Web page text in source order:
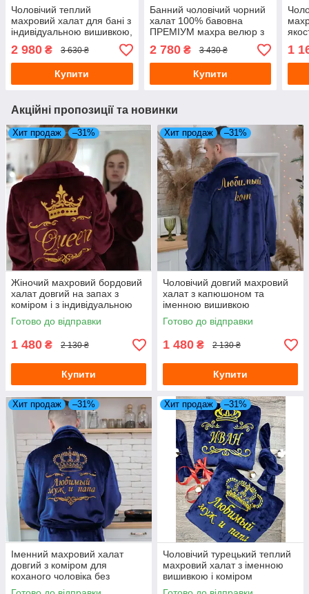
Чоловічий теплий
махровий халат для бані з
індивідуальною вишивкою,
велюр, з капюшоном,
колір чорний
2 980 ₴ 3 630 ₴
Купити
Банний чоловічий чорний
халат 100% бавовна
ПРЕМІУМ махра велюр з
індивідуальною вишивкою
довгий з коміром
2 780₴ 3 430 ₴
Купити
1
Акційні пропозиції та новинки
Хит продаж –31%
Жіночий махровий бордовий
халат довгий на запах з
коміром і з індивідуальною
вишивкою
Готово до відправки
1 480 ₴ 2 130 ₴
Купити
Хит продаж –31%
Чоловічий довгий махровий
халат з капюшоном та
іменною вишивкою
Готово до відправки
1 480 ₴ 2 130 ₴
Купити
Хит продаж –31%
Іменний махровий халат
довгий з коміром для
коханого чоловіка без
капюшона
Хит продаж –31%
Чоловічий турецький теплий
махровий халат з іменною
вишивкою і коміром